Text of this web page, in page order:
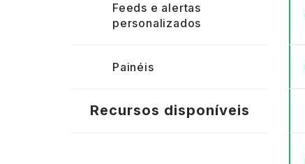
Feeds e alertas
personalizados
Painéis
Recursos disponíveis